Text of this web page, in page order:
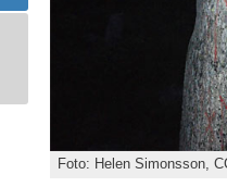
Foto: Helen Simonsson,